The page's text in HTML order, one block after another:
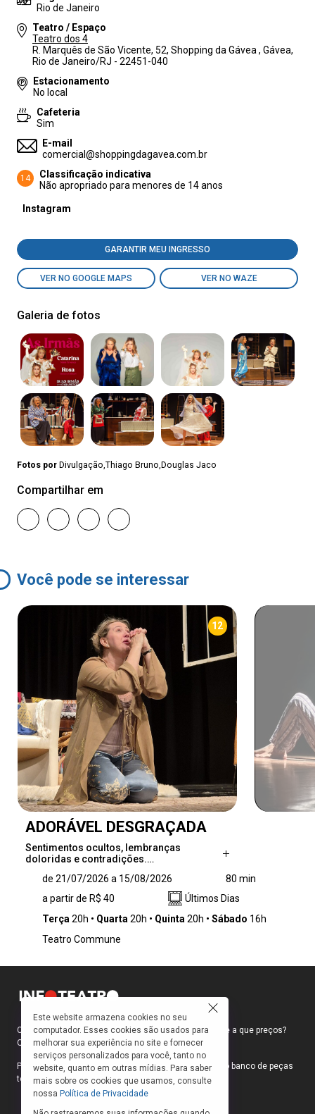
Rio de Janeiro
Teatro / Espaço
Teatro dos 4
R. Marquês de São Vicente, 52, Shopping da Gávea , Gávea,
Rio de Janeiro/RJ - 22451-040
Estacionamento
No local
Cafeteria
Sim
E-mail
comercial@shoppingdagavea.com.br
14
Classificação indicativa
Não apropriado para menores de 14 anos
Instagram
GARANTIR MEU INGRESSO
VER NO GOOGLE MAPS VER NO WAZE
Galeria de fotos
Fotos por Divulgação,Thiago Bruno,Douglas Jaco
Compartilhar em
Você pode se interessar
12
ADORÁVEL DESGRAÇADA
Sentimentos ocultos, lembranças
doloridas e contradições.…
contradições. O espectador é convidado a
embarcar com Guta em uma jornada de
autodescoberta e redenção, quando o
de 21/07/2026 a 15/08/2026
80 min
a partir de R$ 40
Últimos Dias
Terça 20h Quarta 20h Quinta 20h Sábado 16h
Teatro Commune
Como faço para ir ao teatro? Onde compro ingressos e a que preços?
Quais peças estão em cartaz?
Para responder a essas e outras perguntas, criamos o banco de peças
teatrais do INFOTEATRO.
Este website armazena cookies no seu
computador. Esses cookies são usados para
melhorar sua experiência no site e fornecer
serviços personalizados para você, tanto no
website, quanto em outras mídias. Para saber
mais sobre os cookies que usamos, consulte
nossa Política de Privacidade